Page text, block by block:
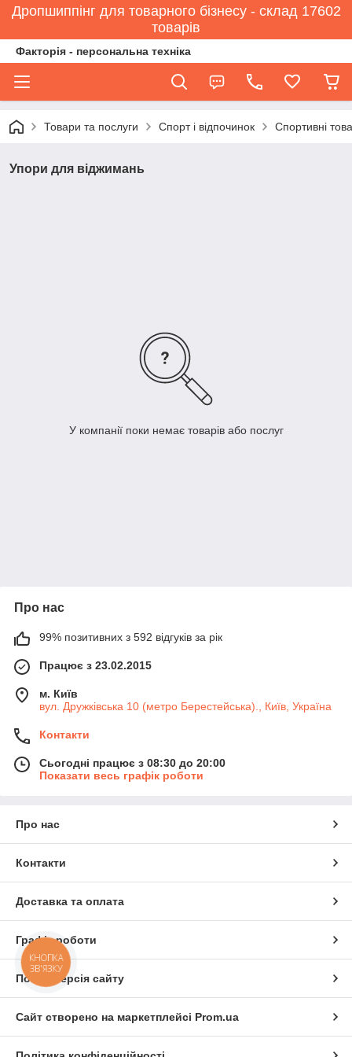
Дропшиппінг для товарного бізнесу - склад 17602
товарів
Факторія - персональна техніка
Товари та послуги Спорт і відпочинок Спортивні
Упори для віджимань
У компанії поки немає товарів або послуг
Про нас
99% позитивних з 592 відгуків за рік
Працює з 23.02.2015
м. Київ
вул. Дружківська 10 (метро Берестейська)., Київ, Україна
Контакти
Сьогодні працює з 08:30 до 20:00
Показати весь графік роботи
Про нас
Контакти
Доставка та оплата
Графік роботи
Повна версія сайту
Сайт створено на маркетплейсі Prom.ua
КНОПКА
ЗВ'ЯЗКУ